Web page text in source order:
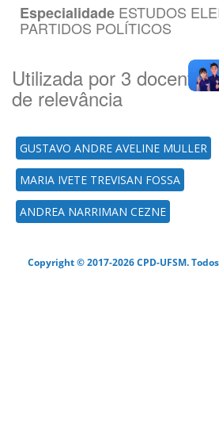
Especialidade ESTUDOS
PARTIDOS POLÍTICOS
Utilizada por 3
de relevância
GUSTAVO ANDRE AVELINE MULLER
MARIA IVETE TREVISAN FOSSA
ANDREA NARRIMAN CEZNE
Copyright © 2017-2026 CPD-UFSM.